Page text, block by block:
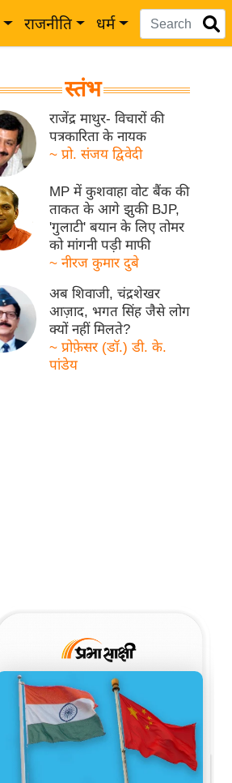
राजनीति धर्म
स्तंभ
राजेंद्र माथुर- विचारों की
पत्रकारिता के नायक
~ प्रो. संजय द्विवेदी
MP में कुशवाहा वोट बैंक की
ताकत के आगे झुकी BJP,
'गुलाटी' बयान के लिए तोमर
को मांगनी पड़ी माफी
~ नीरज कुमार दुबे
अब शिवाजी, चंद्रशेखर
आज़ाद, भगत सिंह जैसे लोग
क्यों नहीं मिलते?
~ प्रोफ़ेसर (डॉ.) डी. के.
पांडेय